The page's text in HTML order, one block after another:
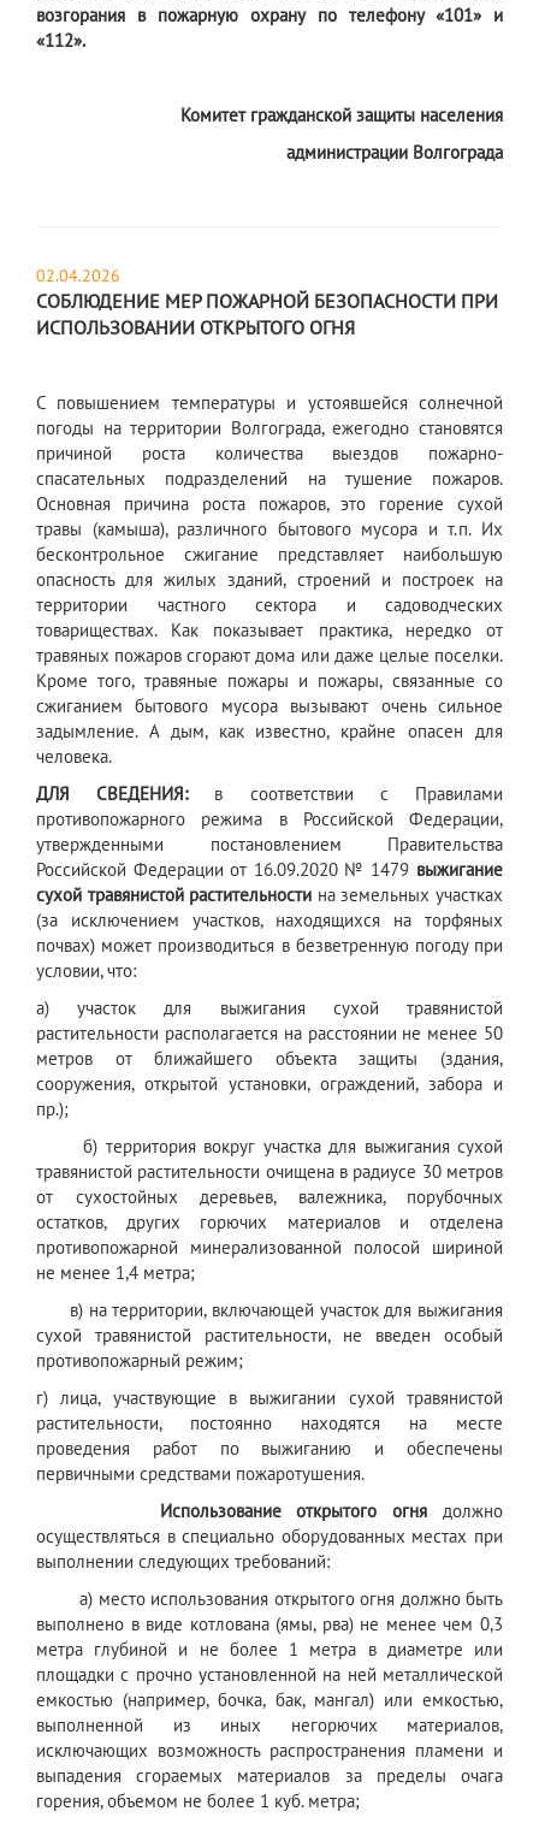
возгорания в пожарную охрану по телефону «101» и
«112».
Комитет гражданской защиты населения
администрации Волгограда
02.04.2026
СОБЛЮДЕНИЕ МЕР ПОЖАРНОЙ БЕЗОПАСНОСТИ ПРИ
ИСПОЛЬЗОВАНИИ ОТКРЫТОГО ОГНЯ
С повышением температуры и устоявшейся солнечной
погоды на территории Волгограда, ежегодно становятся
причиной роста количества выездов пожарно-
спасательных подразделений на тушение пожаров.
Основная причина роста пожаров, это горение сухой
травы (камыша), различного бытового мусора и т.п. Их
бесконтрольное сжигание представляет наибольшую
опасность для жилых зданий, строений и построек на
территории частного сектора и садоводческих
товариществах. Как показывает практика, нередко от
травяных пожаров сгорают дома или даже целые поселки.
Кроме того, травяные пожары и пожары, связанные со
сжиганием бытового мусора вызывают очень сильное
задымление. А дым, как известно, крайне опасен для
человека.
ДЛЯ СВЕДЕНИЯ: в соответствии с Правилами
противопожарного режима в Российской Федерации,
утвержденными постановлением Правительства
Российской Федерации от 16.09.2020 № 1479 выжигание
сухой травянистой растительности на земельных участках
(за исключением участков, находящихся на торфяных
почвах) может производиться в безветренную погоду при
условии, что:
а) участок для выжигания сухой травянистой
растительности располагается на расстоянии не менее 50
метров от ближайшего объекта защиты (здания,
сооружения, открытой установки, ограждений, забора и
пр.);
б) территория вокруг участка для выжигания сухой
травянистой растительности очищена в радиусе 30 метров
от сухостойных деревьев, валежника, порубочных
остатков, других горючих материалов и отделена
противопожарной минерализованной полосой шириной
не менее 1,4 метра;
в) на территории, включающей участок для выжигания
сухой травянистой растительности, не введен особый
противопожарный режим;
г) лица, участвующие в выжигании сухой травянистой
растительности, постоянно находятся на месте
проведения работ по выжиганию и обеспечены
первичными средствами пожаротушения.
Использование открытого огня должно
осуществляться в специально оборудованных местах при
выполнении следующих требований:
а) место использования открытого огня должно быть
выполнено в виде котлована (ямы, рва) не менее чем 0,3
метра глубиной и не более 1 метра в диаметре или
площадки с прочно установленной на ней металлической
емкостью (например, бочка, бак, мангал) или емкостью,
выполненной из иных негорючих материалов,
исключающих возможность распространения пламени и
выпадения сгораемых материалов за пределы очага
горения, объемом не более 1 куб. метра;